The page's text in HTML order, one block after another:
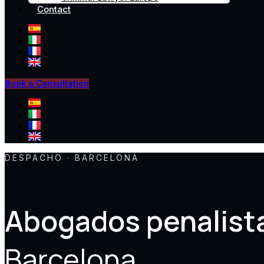
Contact
Book a Consultation
DESPACHO · BARCELONA
Abogados